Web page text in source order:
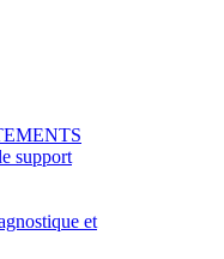
support
et